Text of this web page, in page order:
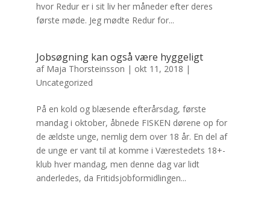
hvor Redur er i sit liv her måneder efter deres
første møde. Jeg mødte Redur for...
Jobsøgning kan også være hyggeligt
af Maja Thorsteinsson | okt 11, 2018 |
Uncategorized
På en kold og blæsende efterårsdag, første
mandag i oktober, åbnede FISKEN dørene op for
de ældste unge, nemlig dem over 18 år. En del af
de unge er vant til at komme i Værestedets 18+-
klub hver mandag, men denne dag var lidt
anderledes, da Fritidsjobformidlingen...